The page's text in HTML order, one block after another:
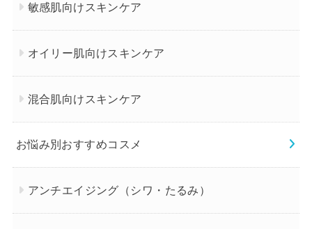
敏感肌向けスキンケア
オイリー肌向けスキンケア
混合肌向けスキンケア
お悩み別おすすめコスメ
アンチエイジング（シワ・たるみ）